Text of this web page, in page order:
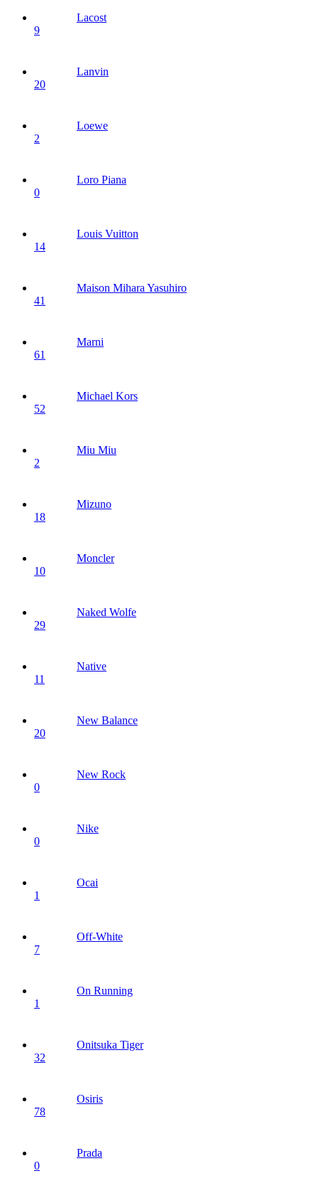
Lacost
9
Lanvin
20
Loewe
2
Loro Piana
0
Louis Vuitton
14
Maison Mihara Yasuhiro
41
Marni
61
Michael Kors
52
Miu Miu
2
Mizuno
18
Moncler
10
Naked Wolfe
29
Native
11
New Balance
20
New Rock
0
Nike
0
Ocai
1
Off-White
7
On Running
1
Onitsuka Tiger
32
Osiris
78
Prada
0